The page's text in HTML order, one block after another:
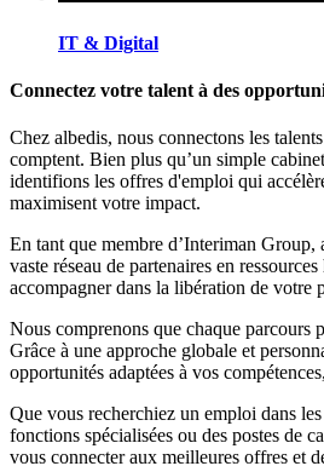
IT & Digital
Connectez votre talent à des
Chez albedis, nous connectons les
comptent. Bien plus qu’un simple
identifions les offres d'emploi qui
maximisent votre impact.
En tant que membre d’Interiman Group,
vaste réseau de partenaires en
accompagner dans la libération de votre
Nous comprenons que chaque parcours
Grâce à une approche globale et
opportunités adaptées à vos
Que vous recherchiez un emploi dans
fonctions spécialisées ou des postes de
vous connecter aux meilleures offres et